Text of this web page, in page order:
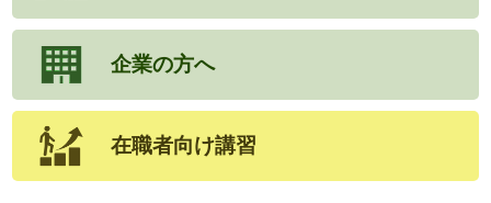
企業の方へ
在職者向け講習